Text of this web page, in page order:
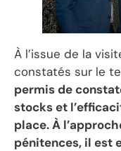
À l’issue de la
constatés sur le
permis de
stocks et
place. À
pénitences, il est